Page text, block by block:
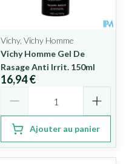
Vichy, Vichy Homme
Vichy Homme Gel De
Rasage Anti Irrit. 150ml
16,94 €
Ajouter au panier